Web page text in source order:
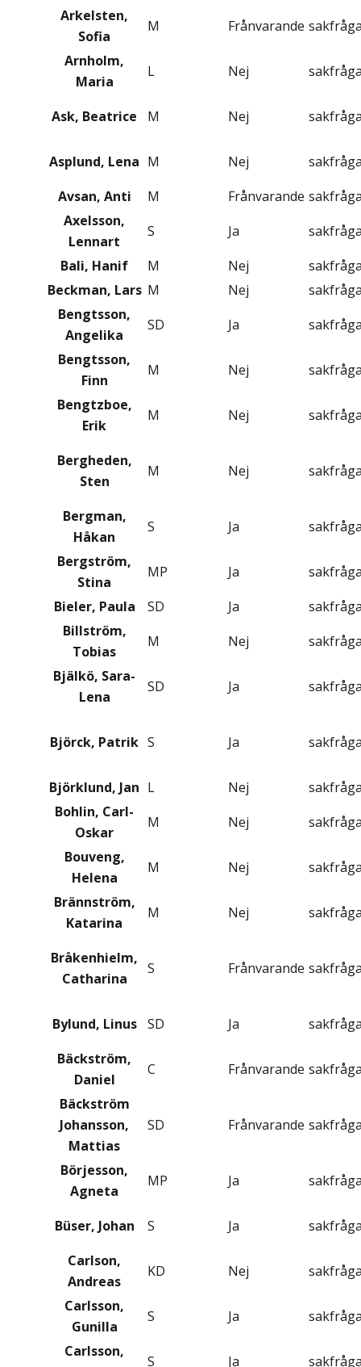
Arkelsten,
Sofia
M Frånvarande
Arnholm,
Maria
L Nej
Ask, Beatrice M Nej
Asplund, Lena M Nej
Avsan, Anti
M Frånvarande
Axelsson,
Lennart
S Ja
Bali, Hanif
M Nej
Beckman, Lars M Nej
Bengtsson,
Angelika
SD Ja
Bengtsson,
Finn
M Nej
Bengtzboe,
Erik
M Nej
Bergheden,
Sten
M Nej
Bergman,
Håkan
S Ja
Bergström,
Stina
MP Ja
Bieler, Paula
SD Ja
Billström,
Tobias
M Nej
Bjälkö, Sara-
Lena
SD Ja
Björck, Patrik S Ja
Björklund, Jan L Nej
Bohlin, Carl-
Oskar
M Nej
Bouveng,
Helena
M Nej
Brännström,
Katarina
M Nej
Bråkenhielm,
Catharina
S Frånvarande
Bylund, Linus SD Ja
Bäckström,
Daniel
C Frånvarande
Bäckström
Johansson,
Mattias
SD Frånvarande
Börjesson,
Agneta
MP Ja
Büser, Johan S Ja
Carlson,
Andreas
KD Nej
Carlsson,
Gunilla
S Ja
Carlsson,
S Ja